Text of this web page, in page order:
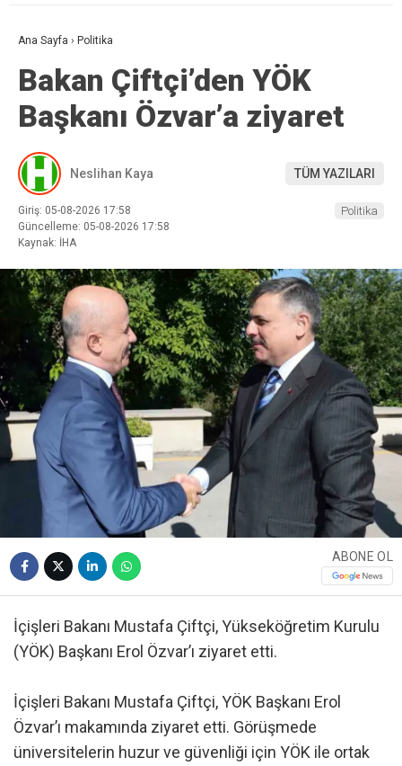
Ana Sayfa › Politika
Bakan Çiftçi’den YÖK
Başkanı Özvar’a ziyaret
Neslihan Kaya TÜM YAZILARI
Giriş: 05-08-2026 17:58
Güncelleme: 05-08-2026 17:58
Kaynak: İHA
Politika
ABONE OL
İçişleri Bakanı Mustafa Çiftçi, Yükseköğretim Kurulu
(YÖK) Başkanı Erol Özvar’ı ziyaret etti.
İçişleri Bakanı Mustafa Çiftçi, YÖK Başkanı Erol
Özvar’ı makamında ziyaret etti. Görüşmede
üniversitelerin huzur ve güvenliği için YÖK ile ortak